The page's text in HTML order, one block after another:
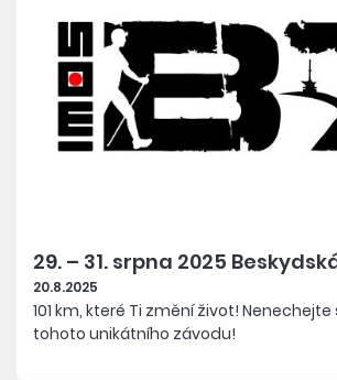
29. – 31. srpna 2025
20.8.2025
101 km, které Ti změní život! Nenechejte
tohoto unikátního závodu!